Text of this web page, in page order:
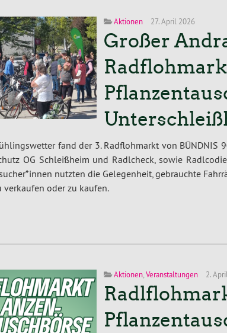
Aktionen 27. April 2026
Großer
fand der 3. Radflohmarkt von BÜNDNIS
OG Schleißheim und Radlcheck, sowie
nutzten die Gelegenheit, gebrauchte
verkaufen oder zu kaufen.
Aktionen, Veranstaltungen 2.